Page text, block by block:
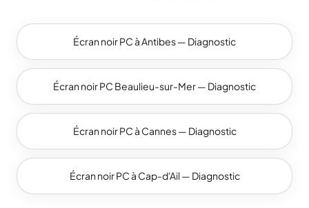
Écran noir PC à Antibes — Diagnostic
Écran noir PC Beaulieu-sur-Mer — Diagnostic
Écran noir PC à Cannes — Diagnostic
Écran noir PC à Cap-d'Ail — Diagnostic